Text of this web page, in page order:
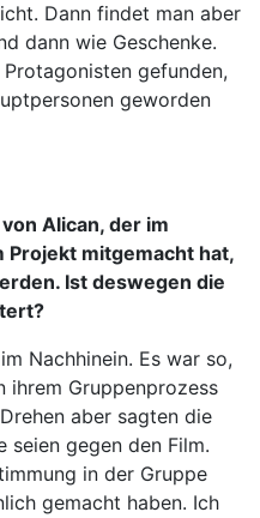
Dann findet man aber
dann wie Geschenke.
gefunden,
geworden
Alican, der im
Projekt mitgemacht hat,
Ist deswegen die
Nachhinein. Es war so,
ihrem Gruppenprozess
aber sagten die
seien gegen den Film.
in der Gruppe
gemacht haben. Ich